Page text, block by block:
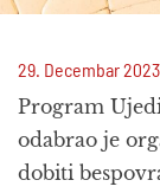
29. Decembar
Program
odabrao je
dobiti